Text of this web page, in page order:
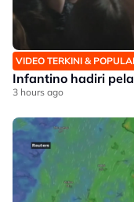
VIDEO TERKINI &
Infantino hadiri
3 hours ago